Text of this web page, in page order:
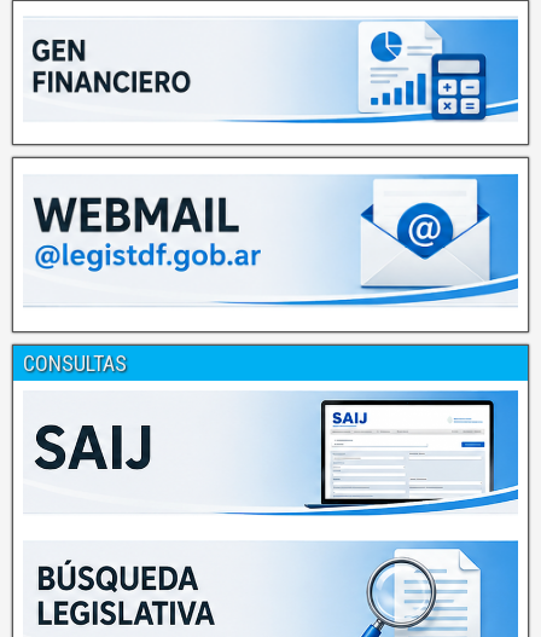
CONSULTAS